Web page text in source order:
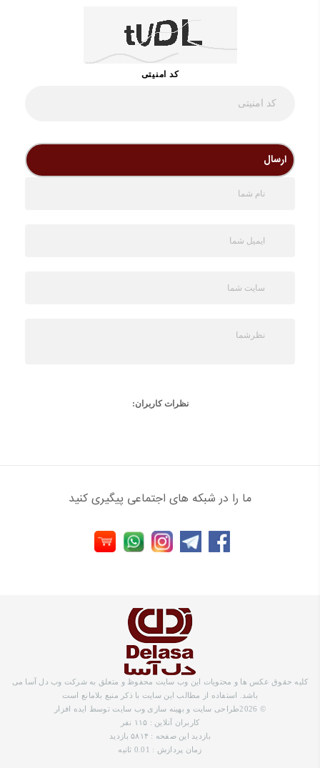
کد امنیتی
ارسال
نظرات کاربران:
ما را در شبکه های اجتماعی پیگیری کنید
کلیه حقوق عکس ها و محتویات این وب سایت محفوظ و متعلق به شرکت وب دل آسا می
باشد. استفاده از مطالب این سایت با ذکر منبع بلامانع است
©
2026طراحی سایت و بهینه سازی وب سایت توسط ایده افزار
کاربران آنلاین : ۱۱۵ نفر
بازدید این صفحه : ۵۸۱۴ بازدید
زمان پردازش : 0.01 ثانیه